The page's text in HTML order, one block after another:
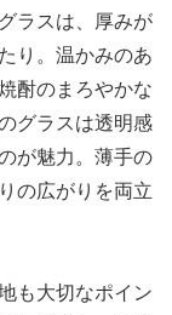
ラスは、厚みが
り。温かみのあ
酎のまろやかな
グラスは透明感
が魅力。薄手の
の広がりを両立
も大切なポイン